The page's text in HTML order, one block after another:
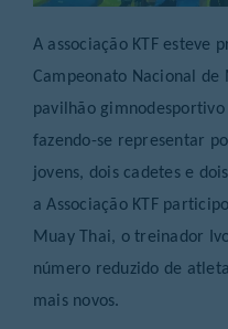
A associação KTF esteve
Campeonato Nacional de
pavilhão
fazendo-se representar
jovens, dois cadetes e
a Associação KTF
Muay Thai, o treinador
número reduzido de
mais novos.